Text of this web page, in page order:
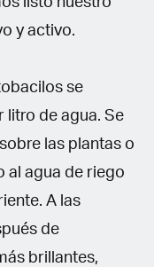
y activo.
se
litro de agua. Se
las plantas o
al agua de riego
A las
de
brillantes,